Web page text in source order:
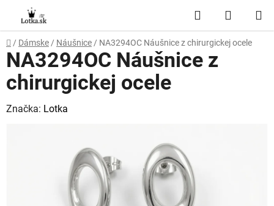
obsah
Hľadať
KOŠÍK
Domov
/ Dámske / Náušnice / NA3294OC Náušnice z chirurgickej ocele
NA3294OC Náušnice z
chirurgickej ocele
Značka: Lotka